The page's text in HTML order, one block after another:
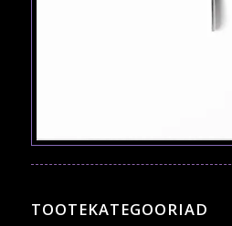
TOOTEKATEGOORIAD